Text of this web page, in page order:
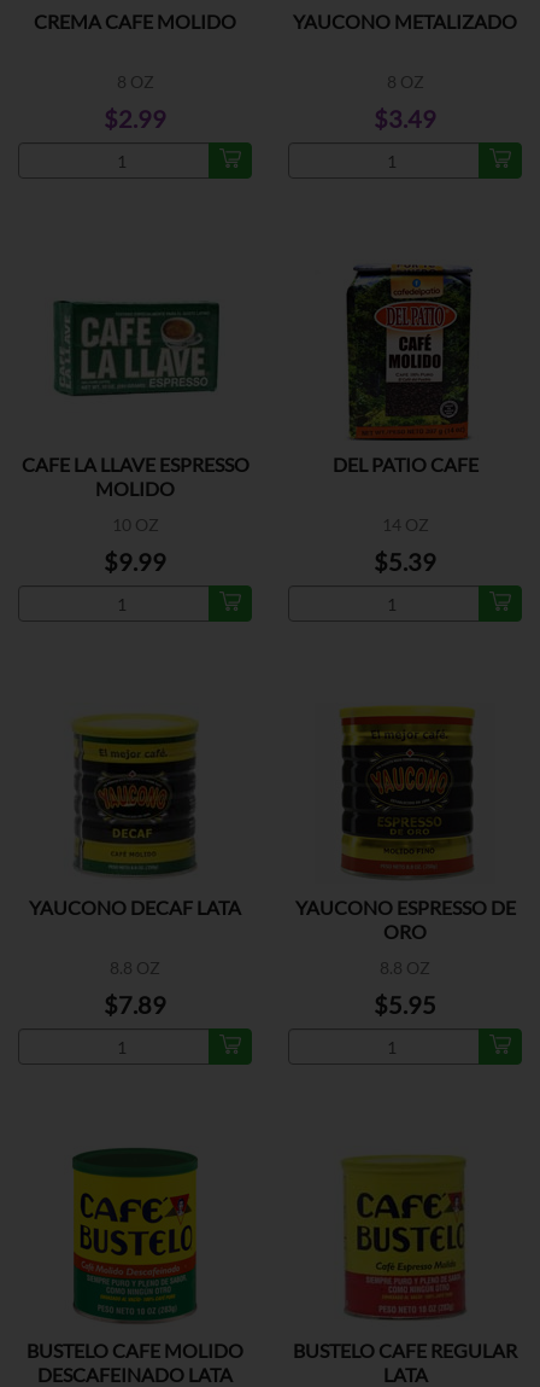
CREMA CAFE MOLIDO
8 OZ
$2.99
YAUCONO METALIZADO
8 OZ
$3.49
CAFE LA LLAVE ESPRESSO
MOLIDO
10 OZ
$9.99
DEL PATIO CAFE
14 OZ
$5.39
YAUCONO DECAF LATA
8.8 OZ
$7.89
YAUCONO ESPRESSO DE
ORO
8.8 OZ
$5.95
BUSTELO CAFE MOLIDO
DESCAFEINADO LATA
BUSTELO CAFE REGULAR
LATA